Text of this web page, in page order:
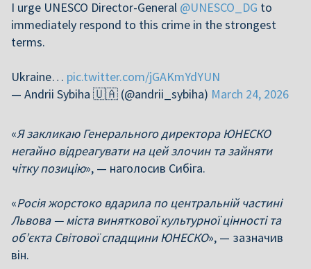
I urge UNESCO Director-General @UNESCO_DG to
immediately respond to this crime in the strongest
terms.
Ukraine… pic.twitter.com/jGAKmYdYUN
— Andrii Sybiha 🇺🇦 (@andrii_sybiha) March 24, 2026
«Я закликаю Генерального директора ЮНЕСКО
негайно відреагувати на цей злочин та зайняти
чітку позицію», — наголосив Сибіга.
«Росія жорстоко вдарила по центральній частині
Львова — міста виняткової культурної цінності та
об’єкта Світової спадщини ЮНЕСКО», — зазначив
він.